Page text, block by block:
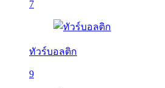
7
ทัวร์บอลติก
9